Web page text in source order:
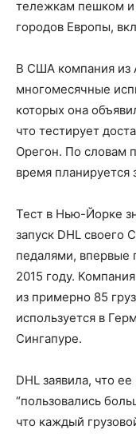
тележкам пешком и
городов Европы,
В США компания из
многомесячные
которых она
что тестирует
Орегон. По словам
время планируется
Тест в Нью-Йорке
запуск DHL своего
педалями, впервые
2015 году.
из примерно 85
используется в
Сингапуре.
DHL заявила, что
“пользовались
что каждый